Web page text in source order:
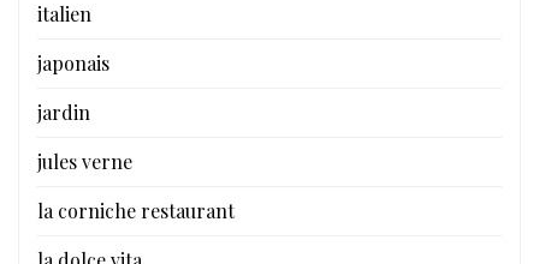
italien
japonais
jardin
jules verne
la corniche restaurant